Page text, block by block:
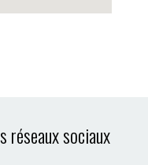
réseaux sociaux